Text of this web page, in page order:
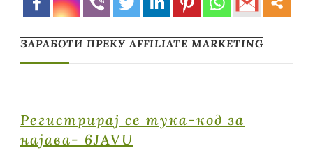
ЗАРАБОТИ ПРЕКУ AFFILIATE MARKETING
Регистрирај се тука-код за
најава- 6JAVU